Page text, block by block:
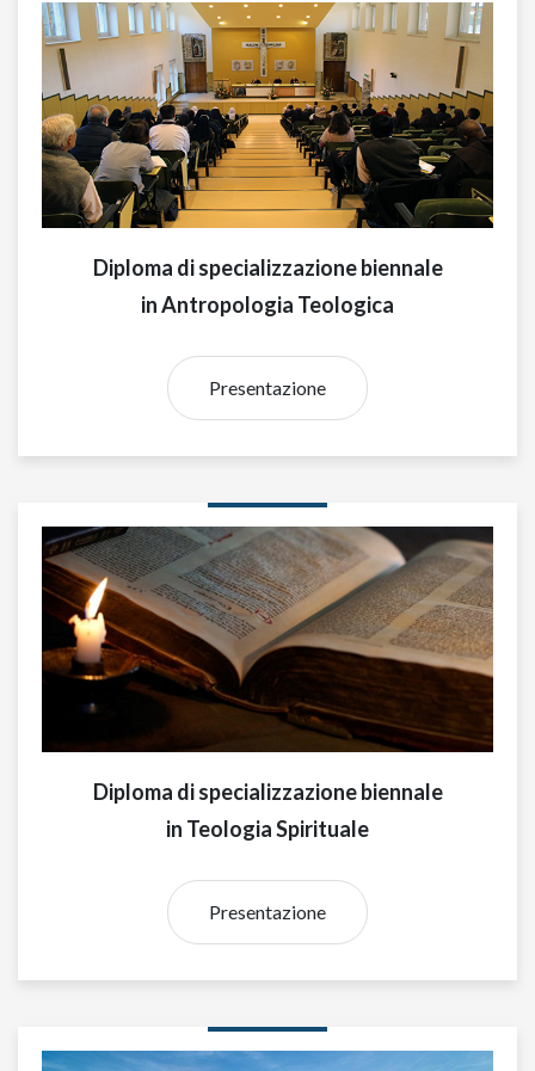
Diploma di specializzazione biennale
in Antropologia Teologica
Presentazione
Diploma di specializzazione biennale
in Teologia Spirituale
Presentazione